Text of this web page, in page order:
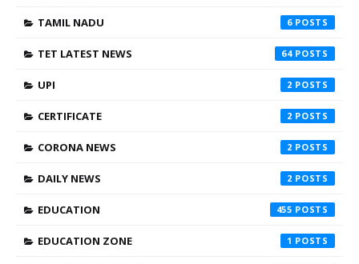
TAMIL NADU 6
TET LATEST NEWS 64
UPI 2
CERTIFICATE 2
CORONA NEWS 2
DAILY NEWS 2
EDUCATION 455
EDUCATION ZONE 1